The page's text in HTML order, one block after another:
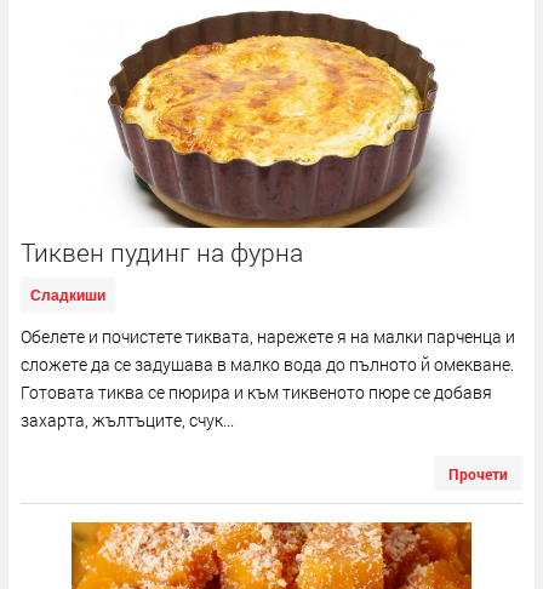
Тиквен пудинг на фурна
Сладкиши
Обелете и почистете тиквата, нарежете я на малки парченца и
сложете да се задушава в малко вода до пълното й омекване.
Готовата тиква се пюрира и към тиквеното пюре се добавя
захарта, жълтъците, счук...
Прочети